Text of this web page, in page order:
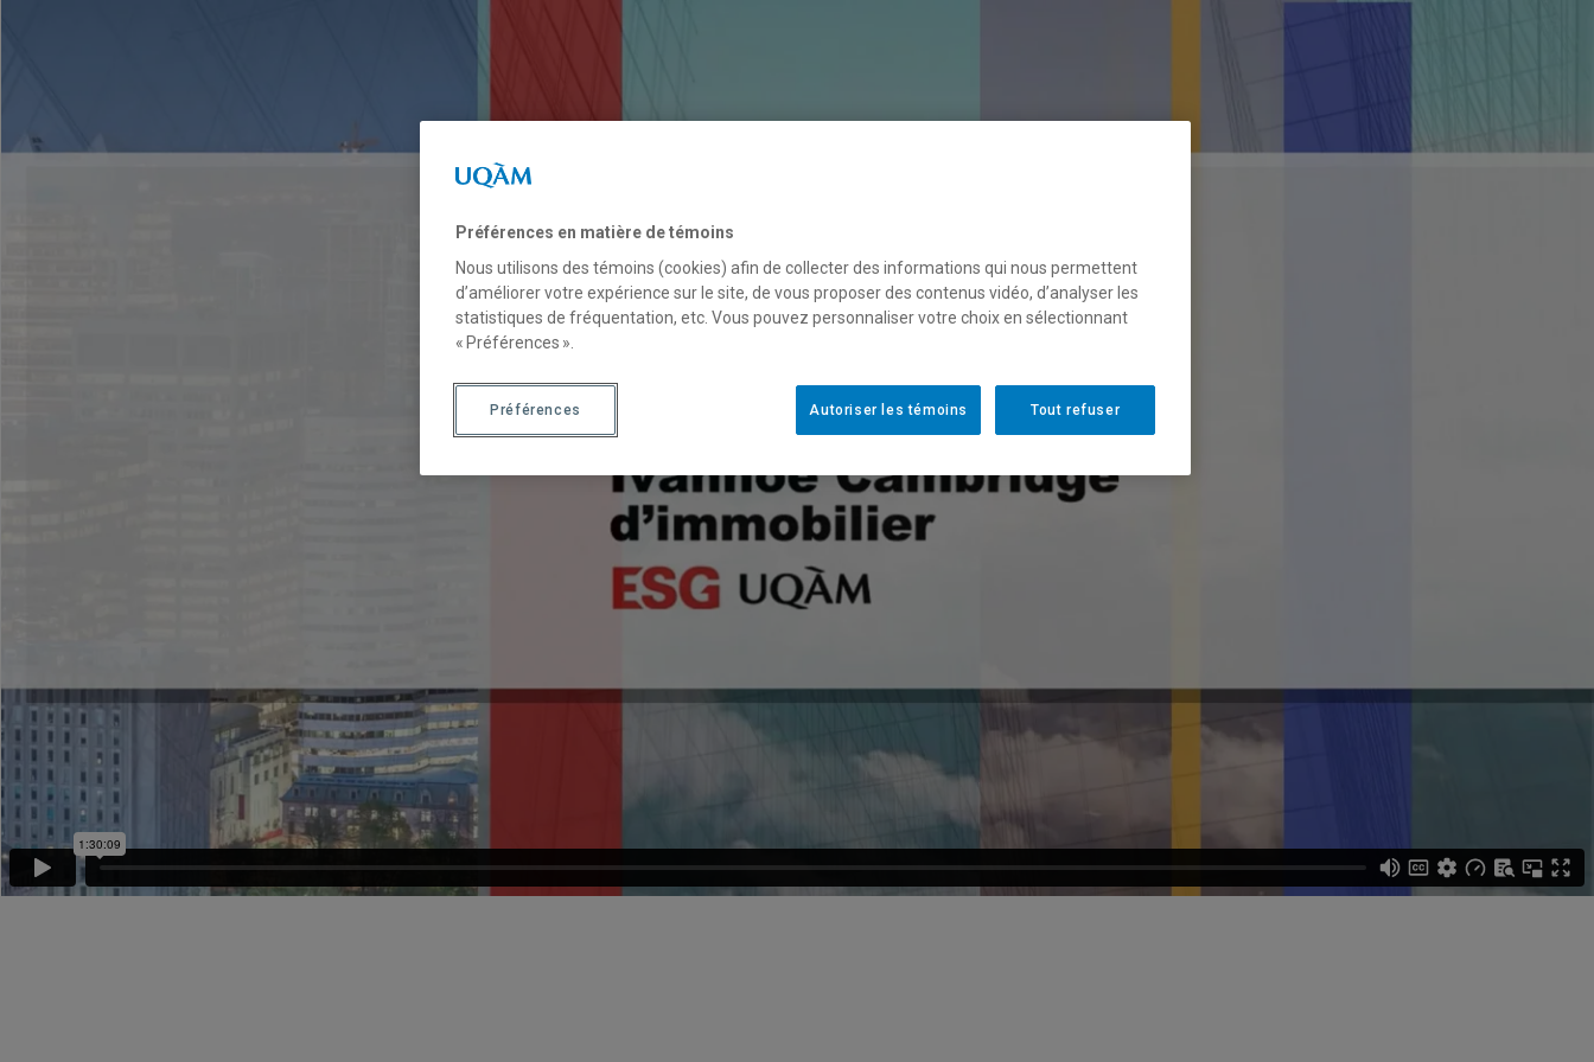
Préférences en matière de témoins
Nous utilisons des témoins (cookies) afin de collecter des informations qui nous permettent
d’améliorer votre expérience sur le site, de vous proposer des contenus vidéo, d’analyser les
statistiques de fréquentation, etc. Vous pouvez personnaliser votre choix en sélectionnant
« Préférences ».
Tout refuser
Autoriser les témoins
Préférences